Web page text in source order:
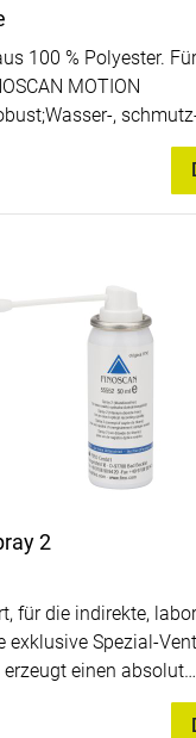
100 % Polyester.
MOTION
,
2
für die indirekte,
exklusive Spezial-
einen absolut
feinen Sprühfilm auf
Das Scanspray ist